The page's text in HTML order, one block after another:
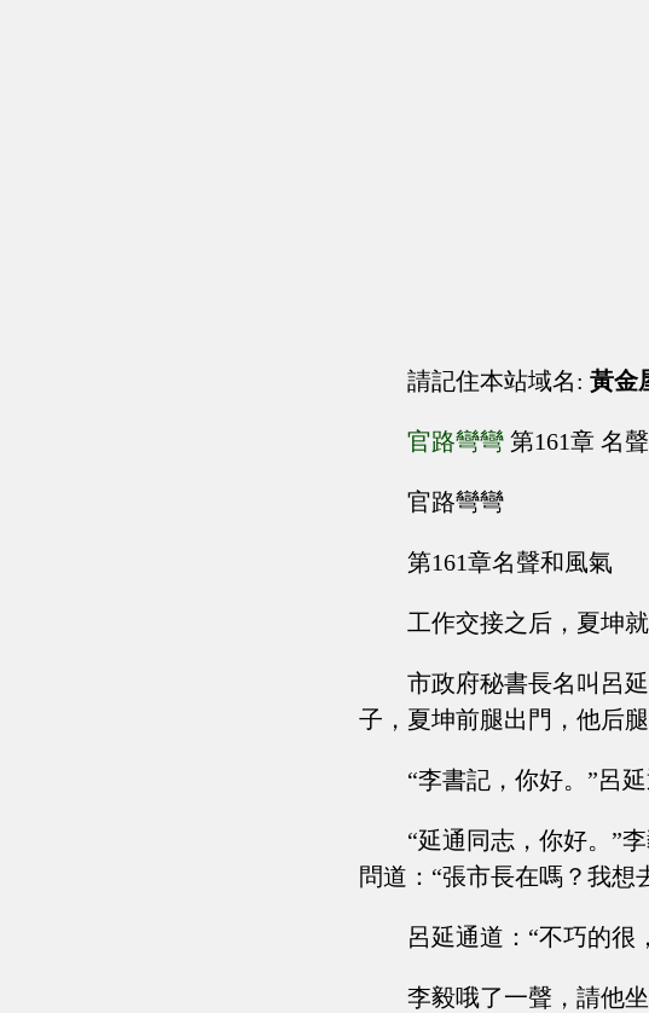
請記住本站域名: 黃金
官路彎彎 第161章 名
官路彎彎
第161章名聲和風氣
工作交接之后，夏坤
市政府秘書長名叫呂
子，夏坤前腿出門，他后
“李書記，你好。”呂
“延通同志，你好。”
問道：“張市長在嗎？我想
呂延通道：“不巧的很
李毅哦了一聲，請他